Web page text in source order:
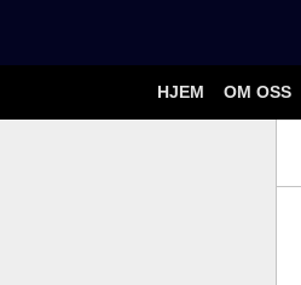
HJEM OM OSS